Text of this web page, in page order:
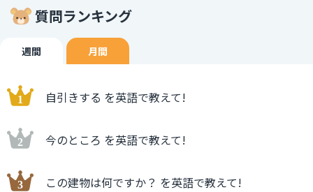
質問ランキング
週間 月間
自引きする を英語で教えて!
今のところ を英語で教えて!
この建物は何ですか？ を英語で教えて!